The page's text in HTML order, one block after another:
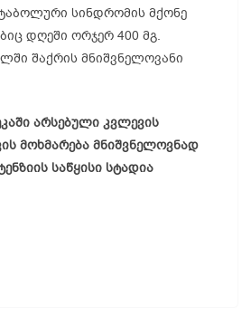
სინდრომის მქონე
დღეში ორჯერ 400 მგ.
შაქრის მნიშვნელოვანი
არსებული კვლევის
მოხმარება მნიშვნელოვნად
საწყისი სტადია